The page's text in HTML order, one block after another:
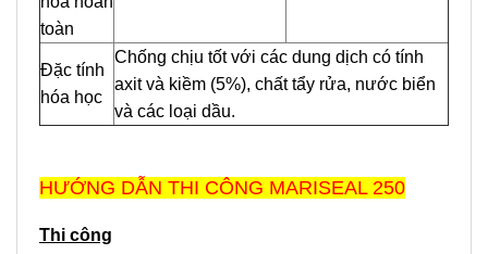
toàn
Đặc tính
hóa học
Chống chịu tốt với các dung dịch có tính
axit và kiềm (5%), chất tẩy rửa, nước biển
và các loại dầu.
HƯỚNG DẪN THI CÔNG MARISEAL 250
Thi công